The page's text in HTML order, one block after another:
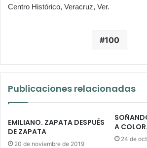
Centro Histórico, Veracruz, Ver.
100
Publicaciones relacionadas
EMILIANO. ZAPATA DESPUÉS
DE ZAPATA
20 de noviembre de 2019
A
24 de